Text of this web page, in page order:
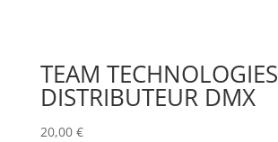
TEAM TECHNOLOGIES
DISTRIBUTEUR DMX
20,00 €